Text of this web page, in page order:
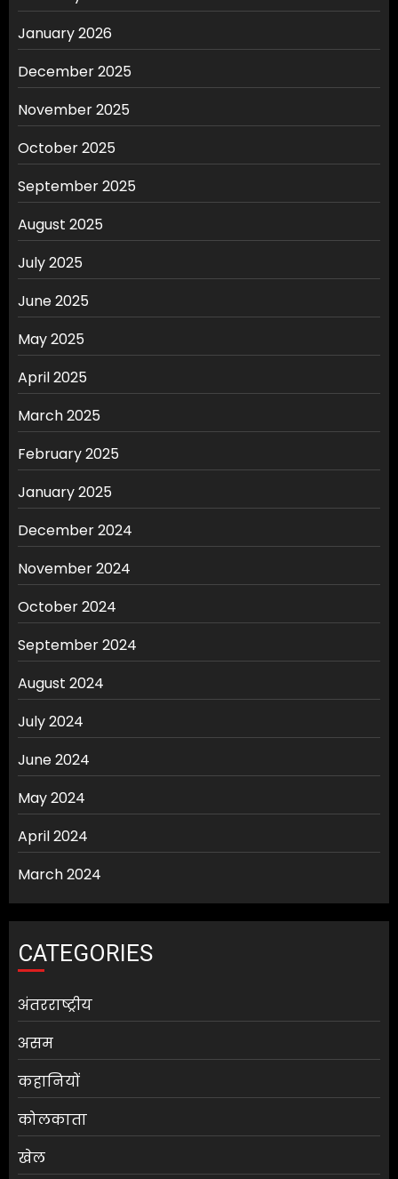
January 2026
December 2025
November 2025
October 2025
September 2025
August 2025
July 2025
June 2025
May 2025
April 2025
March 2025
February 2025
January 2025
December 2024
November 2024
October 2024
September 2024
August 2024
July 2024
June 2024
May 2024
April 2024
March 2024
CATEGORIES
अंतरराष्ट्रीय
असम
कहानियों
कोलकाता
खेल